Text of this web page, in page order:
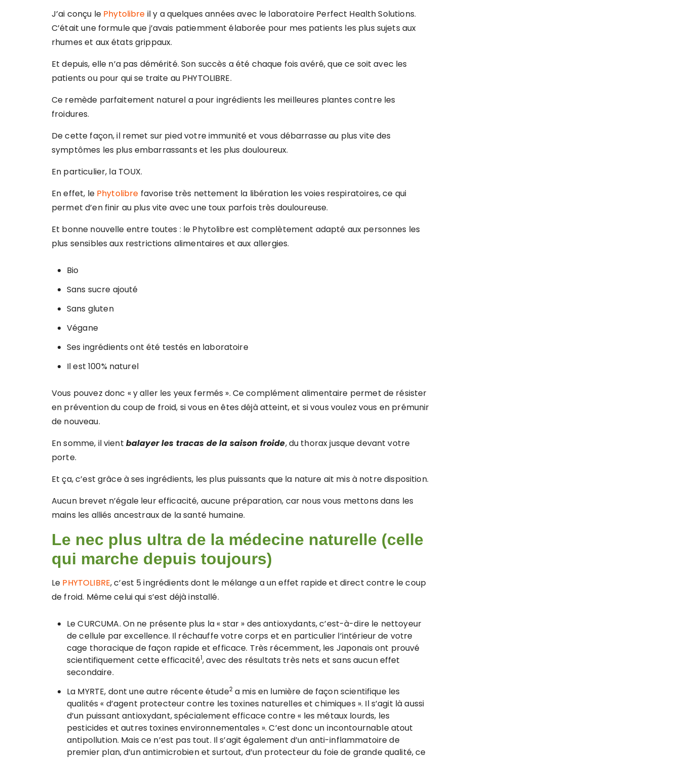
J’ai conçu le Phytolibre il y a quelques années avec le laboratoire Perfect Health Solutions.
C’était une formule que j’avais patiemment élaborée pour mes patients les plus sujets aux
rhumes et aux états grippaux.
Et depuis, elle n’a pas démérité. Son succès a été chaque fois avéré, que ce soit avec les
patients ou pour qui se traite au PHYTOLIBRE.
Ce remède parfaitement naturel a pour ingrédients les meilleures plantes contre les
froidures.
De cette façon, il remet sur pied votre immunité et vous débarrasse au plus vite des
symptômes les plus embarrassants et les plus douloureux.
En particulier, la TOUX.
En effet, le Phytolibre favorise très nettement la libération les voies respiratoires, ce qui
permet d’en finir au plus vite avec une toux parfois très douloureuse.
Et bonne nouvelle entre toutes : le Phytolibre est complètement adapté aux personnes les
plus sensibles aux restrictions alimentaires et aux allergies.
Bio
Sans sucre ajouté
Sans gluten
Végane
Ses ingrédients ont été testés en laboratoire
Il est 100% naturel
Vous pouvez donc « y aller les yeux fermés ». Ce complément alimentaire permet de résister
en prévention du coup de froid, si vous en êtes déjà atteint, et si vous voulez vous en prémunir
de nouveau.
En somme, il vient balayer les tracas de la saison froide, du thorax jusque devant votre
porte.
Et ça, c’est grâce à ses ingrédients, les plus puissants que la nature ait mis à notre disposition.
Aucun brevet n’égale leur efficacité, aucune préparation, car nous vous mettons dans les
mains les alliés ancestraux de la santé humaine.
Le nec plus ultra de la médecine naturelle (celle
qui marche depuis toujours)
Le PHYTOLIBRE, c’est 5 ingrédients dont le mélange a un effet rapide et direct contre le coup
de froid. Même celui qui s’est déjà installé.
Le CURCUMA. On ne présente plus la « star » des antioxydants, c’est-à-dire le nettoyeur
de cellule par excellence. Il réchauffe votre corps et en particulier l’intérieur de votre
cage thoracique de façon rapide et efficace. Très récemment, les Japonais ont prouvé
scientifiquement cette efficacité1, avec des résultats très nets et sans aucun effet
secondaire.
La MYRTE, dont une autre récente étude2a mis en lumière de façon scientifique les
qualités « d’agent protecteur contre les toxines naturelles et chimiques ». Il s’agit là aussi
d’un puissant antioxydant, spécialement efficace contre « les métaux lourds, les
pesticides et autres toxines environnementales ». C’est donc un incontournable atout
antipollution. Mais ce n’est pas tout. Il s’agit également d’un anti-inflammatoire de
premier plan, d’un antimicrobien et surtout, d’un protecteur du foie de grande qualité, ce